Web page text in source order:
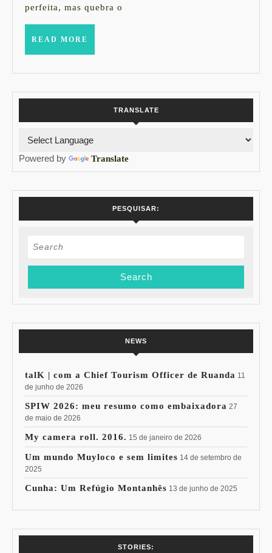
perfeita, mas quebra o
READ MORE
TRANSLATE
Powered by Translate
PESQUISAR:
Search
NEWS
talK | com a Chief Tourism Officer de Ruanda 11
de junho de 2026
SPIW 2026: meu resumo como embaixadora 27
de maio de 2026
My camera roll. 2016. 15 de janeiro de 2026
Um mundo Muyloco e sem limites 14 de setembro de
2025
Cunha: Um Refúgio Montanhês 13 de junho de 2025
STORIES: